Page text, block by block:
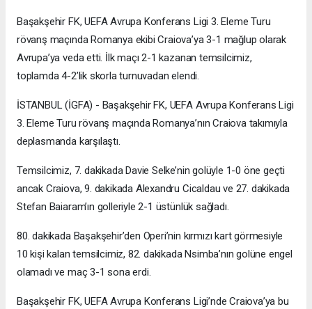
Başakşehir FK, UEFA Avrupa Konferans Ligi 3. Eleme Turu
rövanş maçında Romanya ekibi Craiova’ya 3-1 mağlup olarak
Avrupa’ya veda etti. İlk maçı 2-1 kazanan temsilcimiz,
toplamda 4-2’lik skorla turnuvadan elendi.
İSTANBUL (İGFA) - Başakşehir FK, UEFA Avrupa Konferans Ligi
3. Eleme Turu rövanş maçında Romanya’nın Craiova takımıyla
deplasmanda karşılaştı.
Temsilcimiz, 7. dakikada Davie Selke’nin golüyle 1-0 öne geçti
ancak Craiova, 9. dakikada Alexandru Cicaldau ve 27. dakikada
Stefan Baiaram’ın golleriyle 2-1 üstünlük sağladı.
80. dakikada Başakşehir’den Operi’nin kırmızı kart görmesiyle
10 kişi kalan temsilcimiz, 82. dakikada Nsimba’nın golüne engel
olamadı ve maç 3-1 sona erdi.
Başakşehir FK, UEFA Avrupa Konferans Ligi’nde Craiova’ya bu